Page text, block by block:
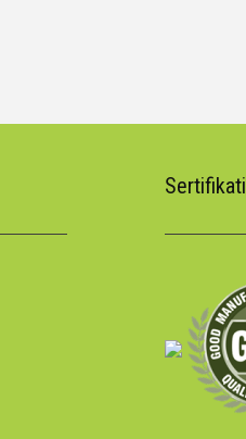
Sertifikati